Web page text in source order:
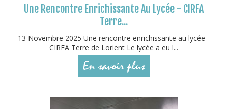
Une Rencontre Enrichissante Au Lycée - CIRFA
Terre...
13 Novembre 2025 Une rencontre enrichissante au lycée -
CIRFA Terre de Lorient Le lycée a eu l...
En savoir plus